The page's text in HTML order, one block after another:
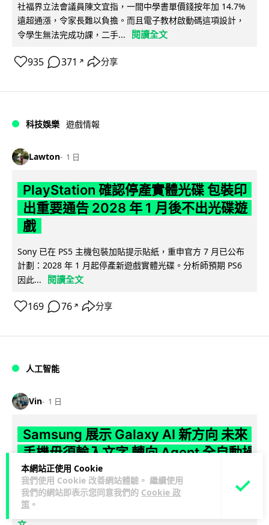
本網站正使用 Cookie
我們使用 Cookie 改善網站體驗。 繼續使用
我們的網站即表示您同意我們的 Cookie 政
策 。
社福界立法會議員陳文宜指，一間中學書單價錢按年加 14.7%
遠超通漲，令家長難以負擔。而且電子教材啟動碼這項設計，
令學生無法完成功課，二手...
閱讀全文
935 371 ↗ 分享
科技娛樂 遊戲情報
Lawton 1 日
PlayStation 確認停產實體光碟 包裝印
出重要通告 2028 年 1 月後不出光碟遊
戲
Sony 已在 PS5 主機包裝加貼提示貼紙，重申官方 7 月已公布
計劃：2028 年 1 月起停產新遊戲實體光碟。分析師預期 PS6
因此...
閱讀全文
169 76 ↗ 分享
人工智能
Vin 1 日
Samsung 展示 Galaxy AI 新方向 未來
手機毋須輸入文字 轉向 Agent 全自動操
作
Samsung 電子 MX 部門顧客體驗辦公室主管兼副總裁 Jay Kim
表示，品牌正推動 Galaxy AI 邁向全自動化 Agent...